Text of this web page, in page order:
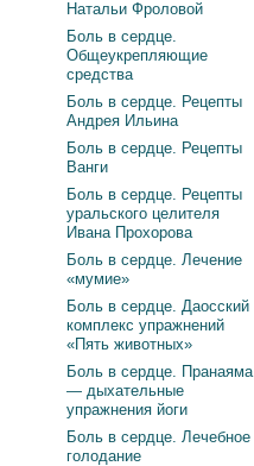
Натальи Фроловой
Боль в сердце.
Общеукрепляющие
средства
Боль в сердце. Рецепты
Андрея Ильина
Боль в сердце. Рецепты
Ванги
Боль в сердце. Рецепты
уральского целителя
Ивана Прохорова
Боль в сердце. Лечение
«мумие»
Боль в сердце. Даосский
комплекс упражнений
«Пять животных»
Боль в сердце. Пранаяма
— дыхательные
упражнения йоги
Боль в сердце. Лечебное
голодание